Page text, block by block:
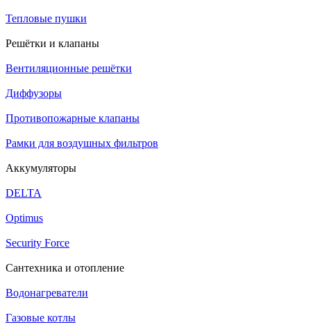
Тепловые пушки
Решётки и клапаны
Вентиляционные решётки
Диффузоры
Противопожарные клапаны
Рамки для воздушных фильтров
Аккумуляторы
DELTA
Optimus
Security Force
Сантехника и отопление
Водонагреватели
Газовые котлы